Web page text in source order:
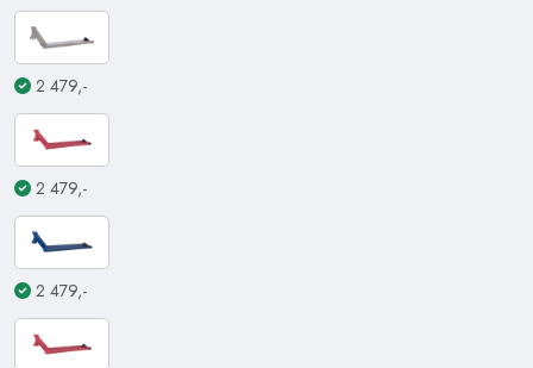
2 479,-
2 479,-
2 479,-